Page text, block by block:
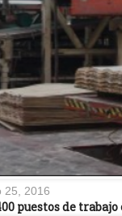
25, 2016
puestos de